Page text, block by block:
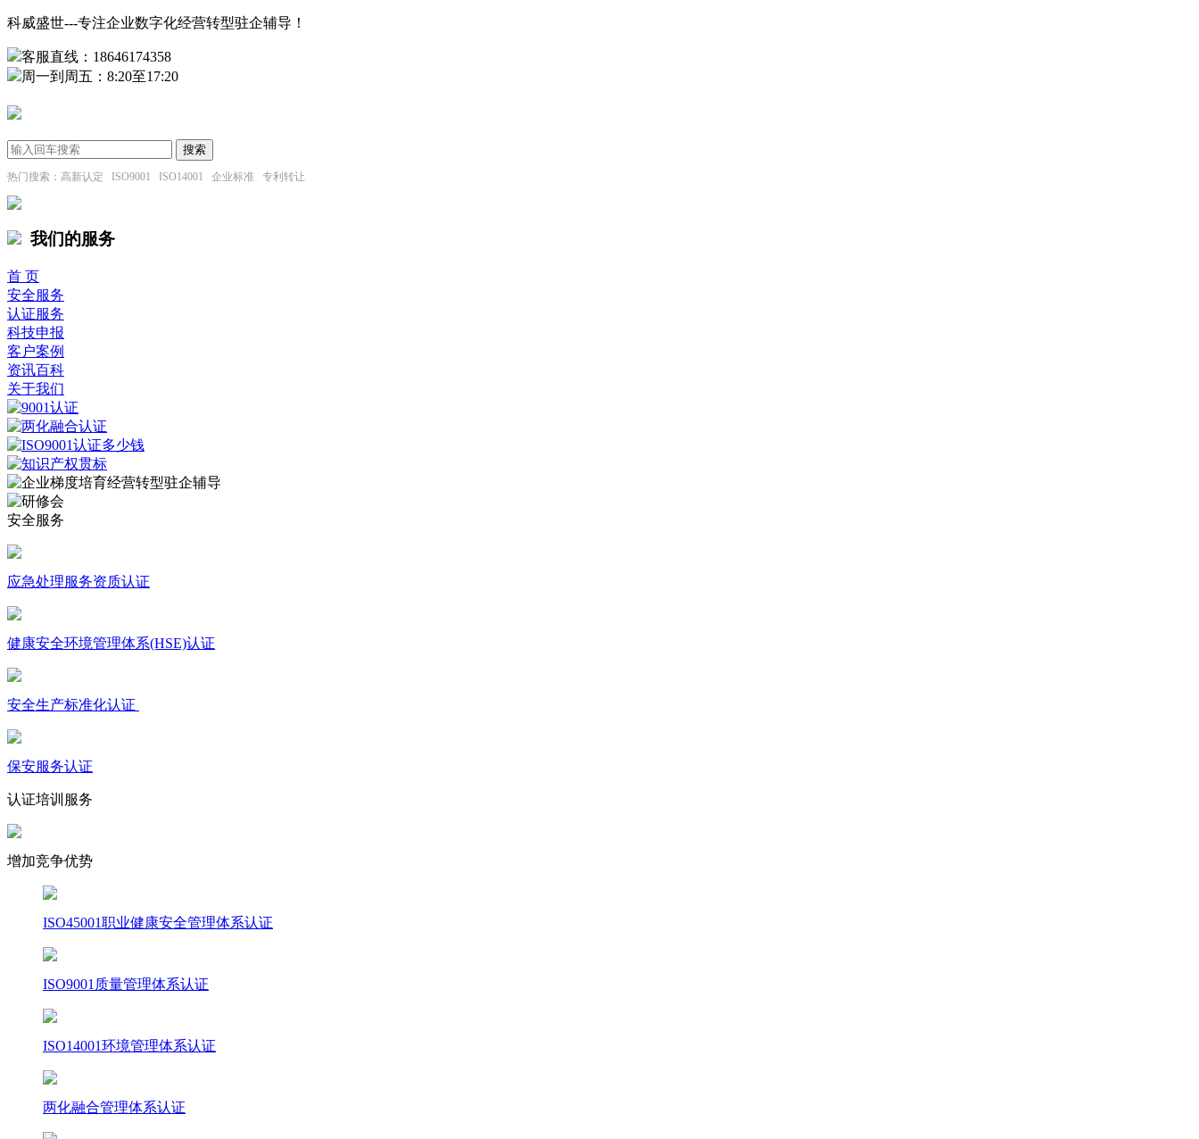
科威盛世---专注企业数字化经营转型驻企辅导！
客服直线：18646174358
周一到周五：8:20至17:20
热门搜索：高新认定 ISO9001 ISO14001 企业标准 专利转让
我们的服务
首 页
安全服务
认证服务
科技申报
客户案例
资讯百科
关于我们
安全服务
应急处理服务资质认证
健康安全环境管理体系(HSE)认证
安全生产标准化认证
保安服务认证
认证培训服务
增加竞争优势
ISO45001职业健康安全管理体系认证
ISO9001质量管理体系认证
ISO14001环境管理体系认证
两化融合管理体系认证